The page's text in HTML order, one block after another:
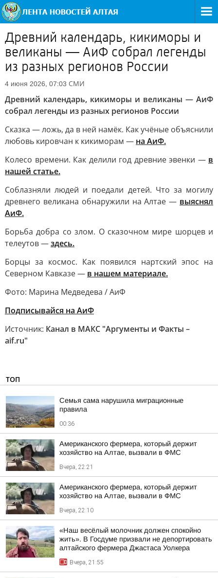
Древний календарь, кикиморы и
великаны — АиФ собрал легенды
из разных регионов России
4 июня 2026, 07:03 СМИ
Древний календарь, кикиморы и великаны — АиФ
собрал легенды из разных регионов России
Сказка — ложь, да в ней намёк. Как учёные объяснили
любовь кировчан к кикиморам — на АиФ.
Колесо времени. Как делили год древние эвенки — в
нашей статье.
Соблазняли людей и поедали детей. Что за могилу
древнего великана обнаружили на Алтае — выяснял
АиФ.
Борьба добра со злом. О сказочном мире шорцев и
телеутов —здесь.
Борцы за космос. Как появился нартский эпос на
Северном Кавказе — в нашем материале.
Фото: Марина Медведева / АиФ
Подписывайся на АиФ
Источник: Канал в МАКС "Аргументы и Факты –
aif.ru"
ТОП
Семья сама нарушила миграционные
правила
00:36
Американского фермера, который держит
хозяйство на Алтае, вызвали в ФМС
Вчера, 22:21
Американского фермера, который держит
хозяйство на Алтае, вызвали в ФМС
Вчера, 22:10
«Наш весёлый молочник должен спокойно
жить». В Госдуме призвали не депортировать
алтайского фермера Джастаса Уолкера
Вчера, 21:55